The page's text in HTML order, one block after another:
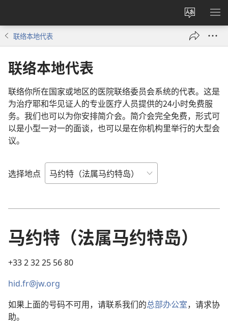
更
改
网
显
联络本地代表
联络本地代表
联络你所在国家或地区的医院联络委员会系统的代表。这是
为治疗耶和华见证人的专业医疗人员提供的24小时免费服
务。我们也可以为你安排简介会。简介会完全免费，形式可
以是小型一对一的面谈，也可以是在你机构里举行的大型会
议。
选择地点
马约特（法属马约特岛）
+33 2 32 25 56 80
hid.fr@jw.org
如果上面的号码不可用，请联系我们的总部办公室，请求协
助。